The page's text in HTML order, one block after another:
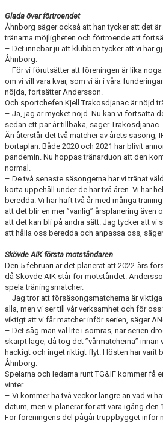
Glada över förtroendet
Åhnborg säger också att han tycker att det
tränarna möjligheten och förtroende att
– Det innebär ju att klubben tycker att vi har
Åhnborg.
– För vi förutsätter att föreningen är lika
om vi vill vara kvar, som vi är i våra
nöjda, fortsätter Andersson.
Och sportchefen Kjell Trakosdjanac är nöjd
– Ja, jag är mycket nöjd. Nu kan vi fortsätta
sedan ett par år tillbaka, säger Trakosdjanac.
Än återstår det två matcher av årets säsong,
bortaplan. Både 2020 och 2021 har blivit
pandemin. Nu hoppas tränarduon att den
normal.
– De två senaste säsongerna har vi tränat
korta uppehåll under de här två åren. Vi har
beredda. Vi har haft två år med många
att det blir en mer ”vanlig” årsplanering även
att det kan bli på andra sätt. Jag tycker att vi
att hålla oss beredda och anpassa oss,
Skövde AIK första motståndaren
Den 5 februari är det planerat att 2022-års
då Skövde AIK står för motståndet.
spela träningsmatcher.
– Jag tror att försäsongsmatcherna är
alla, men vi ser till vår verksamhet och för
viktigt att vi får matcher inför serien, säger
– Det såg man väl lite i somras, när serien
skarpt läge, då tog det ”vårmatcherna” innan
hackigt och inget riktigt flyt. Hösten har varit
Åhnborg.
Spelarna och ledarna runt TG&IF kommer få
vinter.
– Vi kommer ha två veckor längre än vad vi
datum, men vi planerar för att vara igång den
För föreningens del pågår truppbygget inför